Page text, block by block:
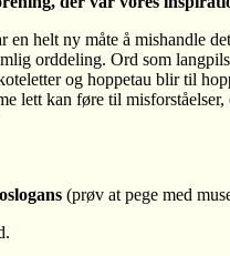
en helt ny måte å mishandle
orddeling. Ord som
og hoppetau blir til
lett kan føre til
(prøv at pege med
.